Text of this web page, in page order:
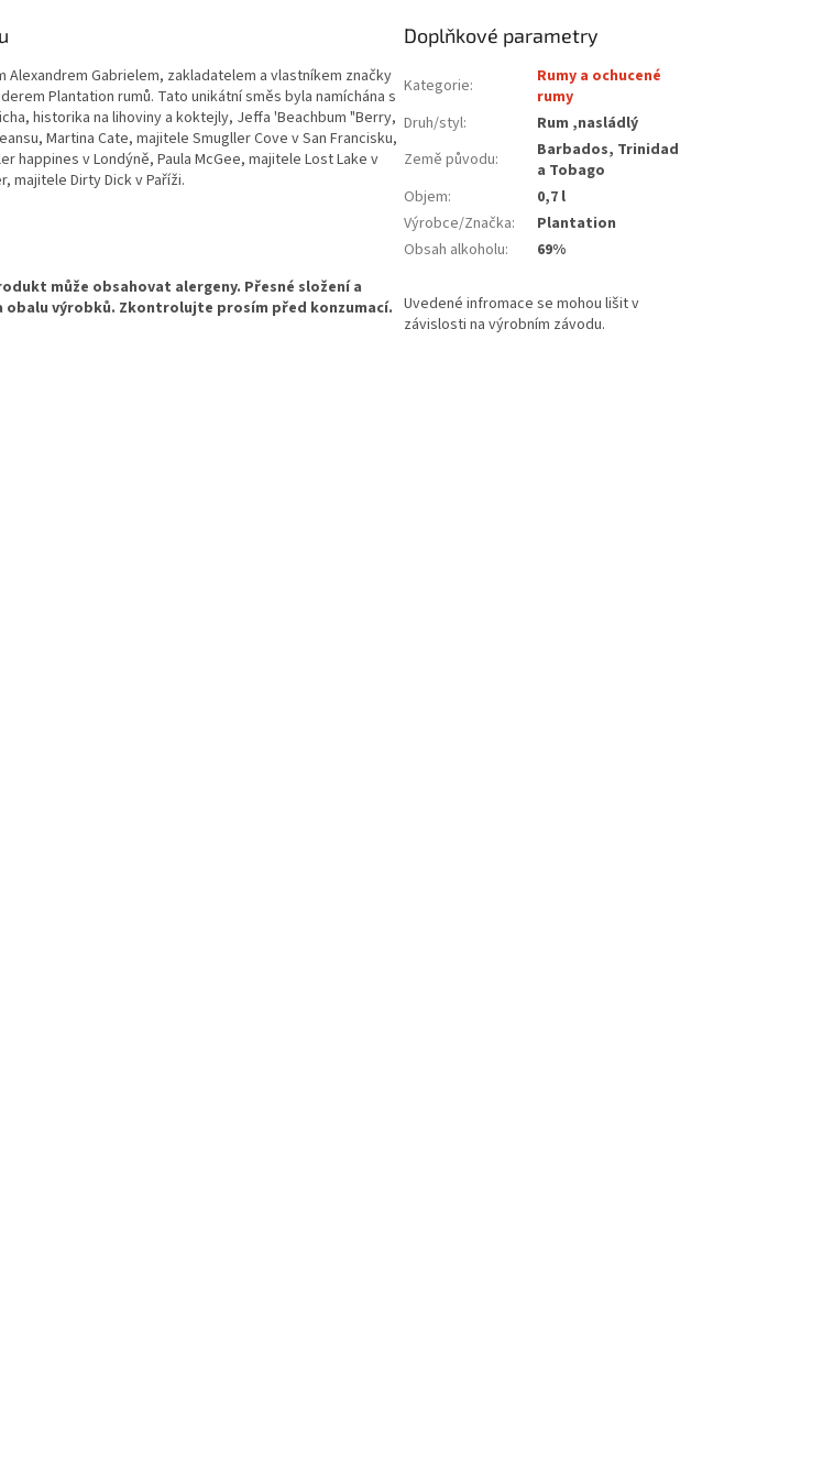
Alexandrem Gabrielem, zakladatelem a vlastníkem značky
Plantation rumů. Tato unikátní směs byla namíchána s
historika na lihoviny a koktejly, Jeffa 'Beachbum "Berry,
Martina Cate, majitele Smugller Cove v San Francisku,
happines v Londýně, Paula McGee, majitele Lost Lake v
majitele Dirty Dick v Paříži.
Doplňkové parametry
Kategorie:
Rumy a ochucené
rumy
Druh/styl:
Rum ,nasládlý
Země původu:
Barbados, Trinidad
a Tobago
Objem:
0,7 l
Výrobce/Značka:
Plantation
Obsah alkoholu: 69%